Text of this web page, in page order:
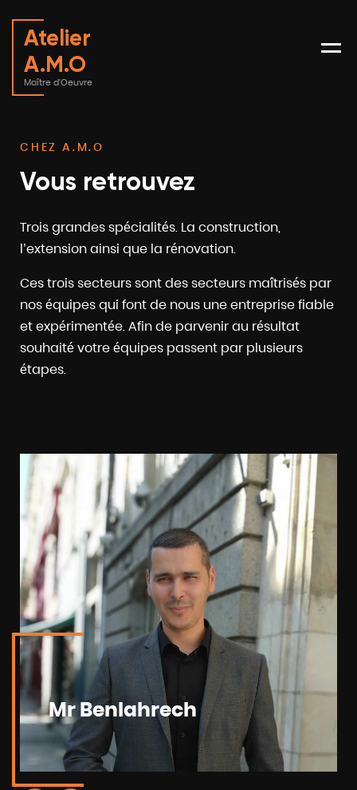
Atelier
A.M.O
Maître d'Oeuvre
Menu
CHEZ A.M.O
Vous retrouvez
Trois grandes spécialités. La construction,
l’extension ainsi que la rénovation.
Ces trois secteurs sont des secteurs maîtrisés par
nos équipes qui font de nous une entreprise fiable
et expérimentée. Afin de parvenir au résultat
souhaité votre équipes passent par plusieurs
étapes.
Mr Benlahrech